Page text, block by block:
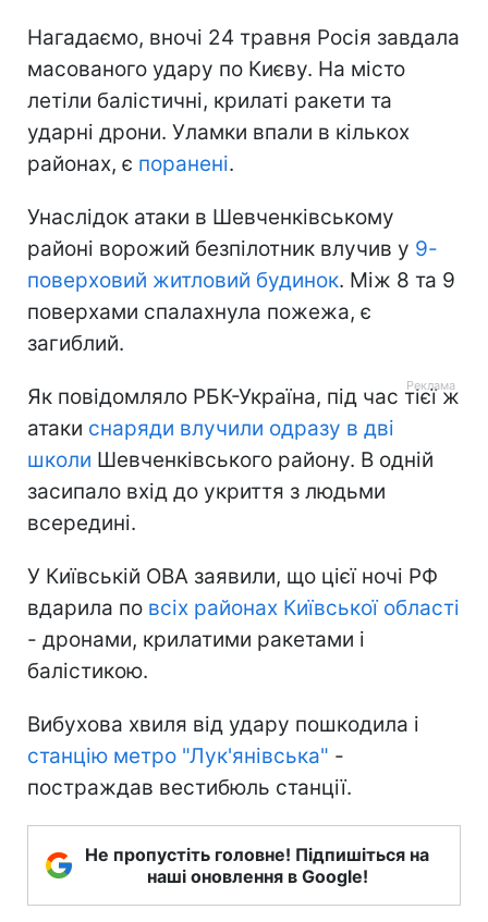
Нагадаємо, вночі 24 травня Росія завдала
масованого удару по Києву. На місто
летіли балістичні, крилаті ракети та
ударні дрони. Уламки впали в кількох
районах, є поранені.
Унаслідок атаки в Шевченківському
районі ворожий безпілотник влучив у 9-
поверховий житловий будинок. Між 8 та 9
поверхами спалахнула пожежа, є
загиблий.
Як повідомляло РБК-Україна, під час тієї ж
атаки снаряди влучили одразу в дві
школи Шевченківського району. В одній
засипало вхід до укриття з людьми
всередині.
У Київській ОВА заявили, що цієї ночі РФ
вдарила по всіх районах Київської області
- дронами, крилатими ракетами і
балістикою.
Вибухова хвиля від удару пошкодила і
станцію метро "Лук'янівська" -
постраждав вестибюль станції.
Не пропустіть головне! Підпишіться на
наші оновлення в Google!